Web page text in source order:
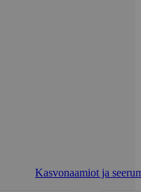
Kasvonaamiot ja